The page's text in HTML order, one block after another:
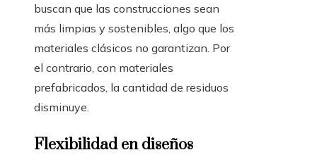
buscan que las construcciones sean
más limpias y sostenibles, algo que los
materiales clásicos no garantizan. Por
el contrario, con materiales
prefabricados, la cantidad de residuos
disminuye.
Flexibilidad en diseños